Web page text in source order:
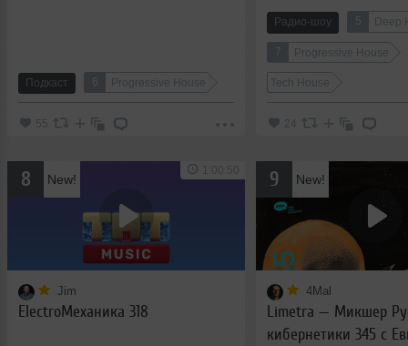
Подкаст 6 Progressive House
55
кибернетика 615
Радио-шоу 5 Deep
7 Progressive House
Tech House
24
8 New!
Jim
ElectroМеханика 318
1:00:50 9 New!
4Mal
Limetra — Микшер
кибернетики 345 с